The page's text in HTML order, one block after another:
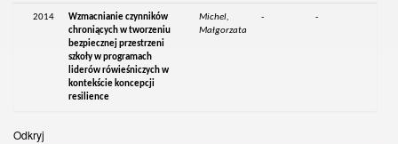
2014
Wzmacnianie czynników
chroniących w tworzeniu
bezpiecznej przestrzeni
szkoły w programach
liderów rówieśniczych w
kontekście koncepcji
resilience
Michel,
Małgorzata
- -
Odkryj